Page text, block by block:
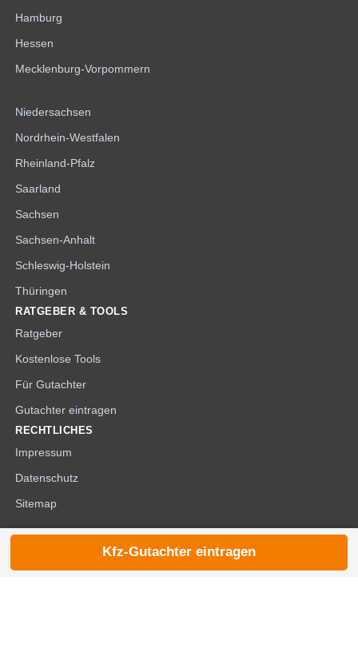
Hamburg
Hessen
Mecklenburg-Vorpommern
Niedersachsen
Nordrhein-Westfalen
Rheinland-Pfalz
Saarland
Sachsen
Sachsen-Anhalt
Schleswig-Holstein
Thüringen
RATGEBER & TOOLS
Ratgeber
Kostenlose Tools
Für Gutachter
Gutachter eintragen
RECHTLICHES
Impressum
Datenschutz
Sitemap
© 2026 die-kfzgutachter.de
Kfz-Gutachter eintragen